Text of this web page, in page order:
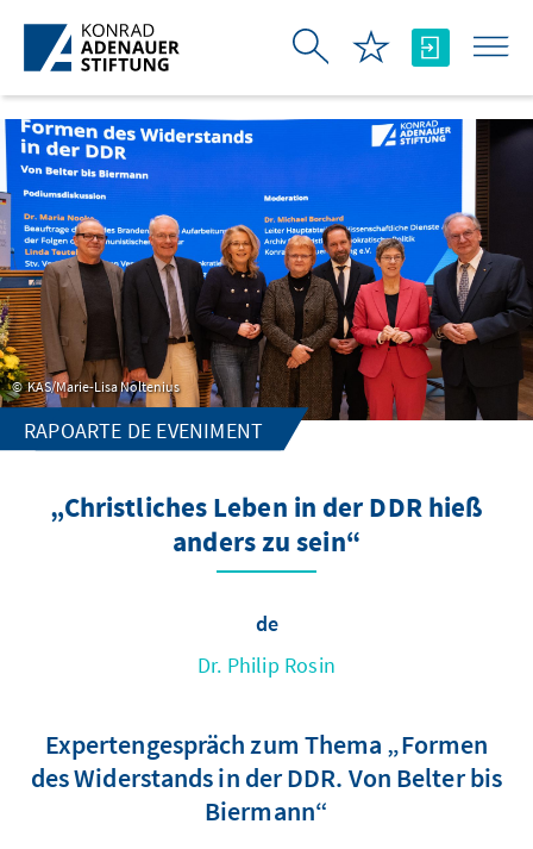
Skip to Main Content
KAS/Marie-Lisa Noltenius
RAPOARTE DE EVENIMENT
„Christliches Leben in der DDR hieß
anders zu sein“
de
Dr. Philip Rosin
Expertengespräch zum Thema „Formen
des Widerstands in der DDR. Von Belter bis
Biermann“